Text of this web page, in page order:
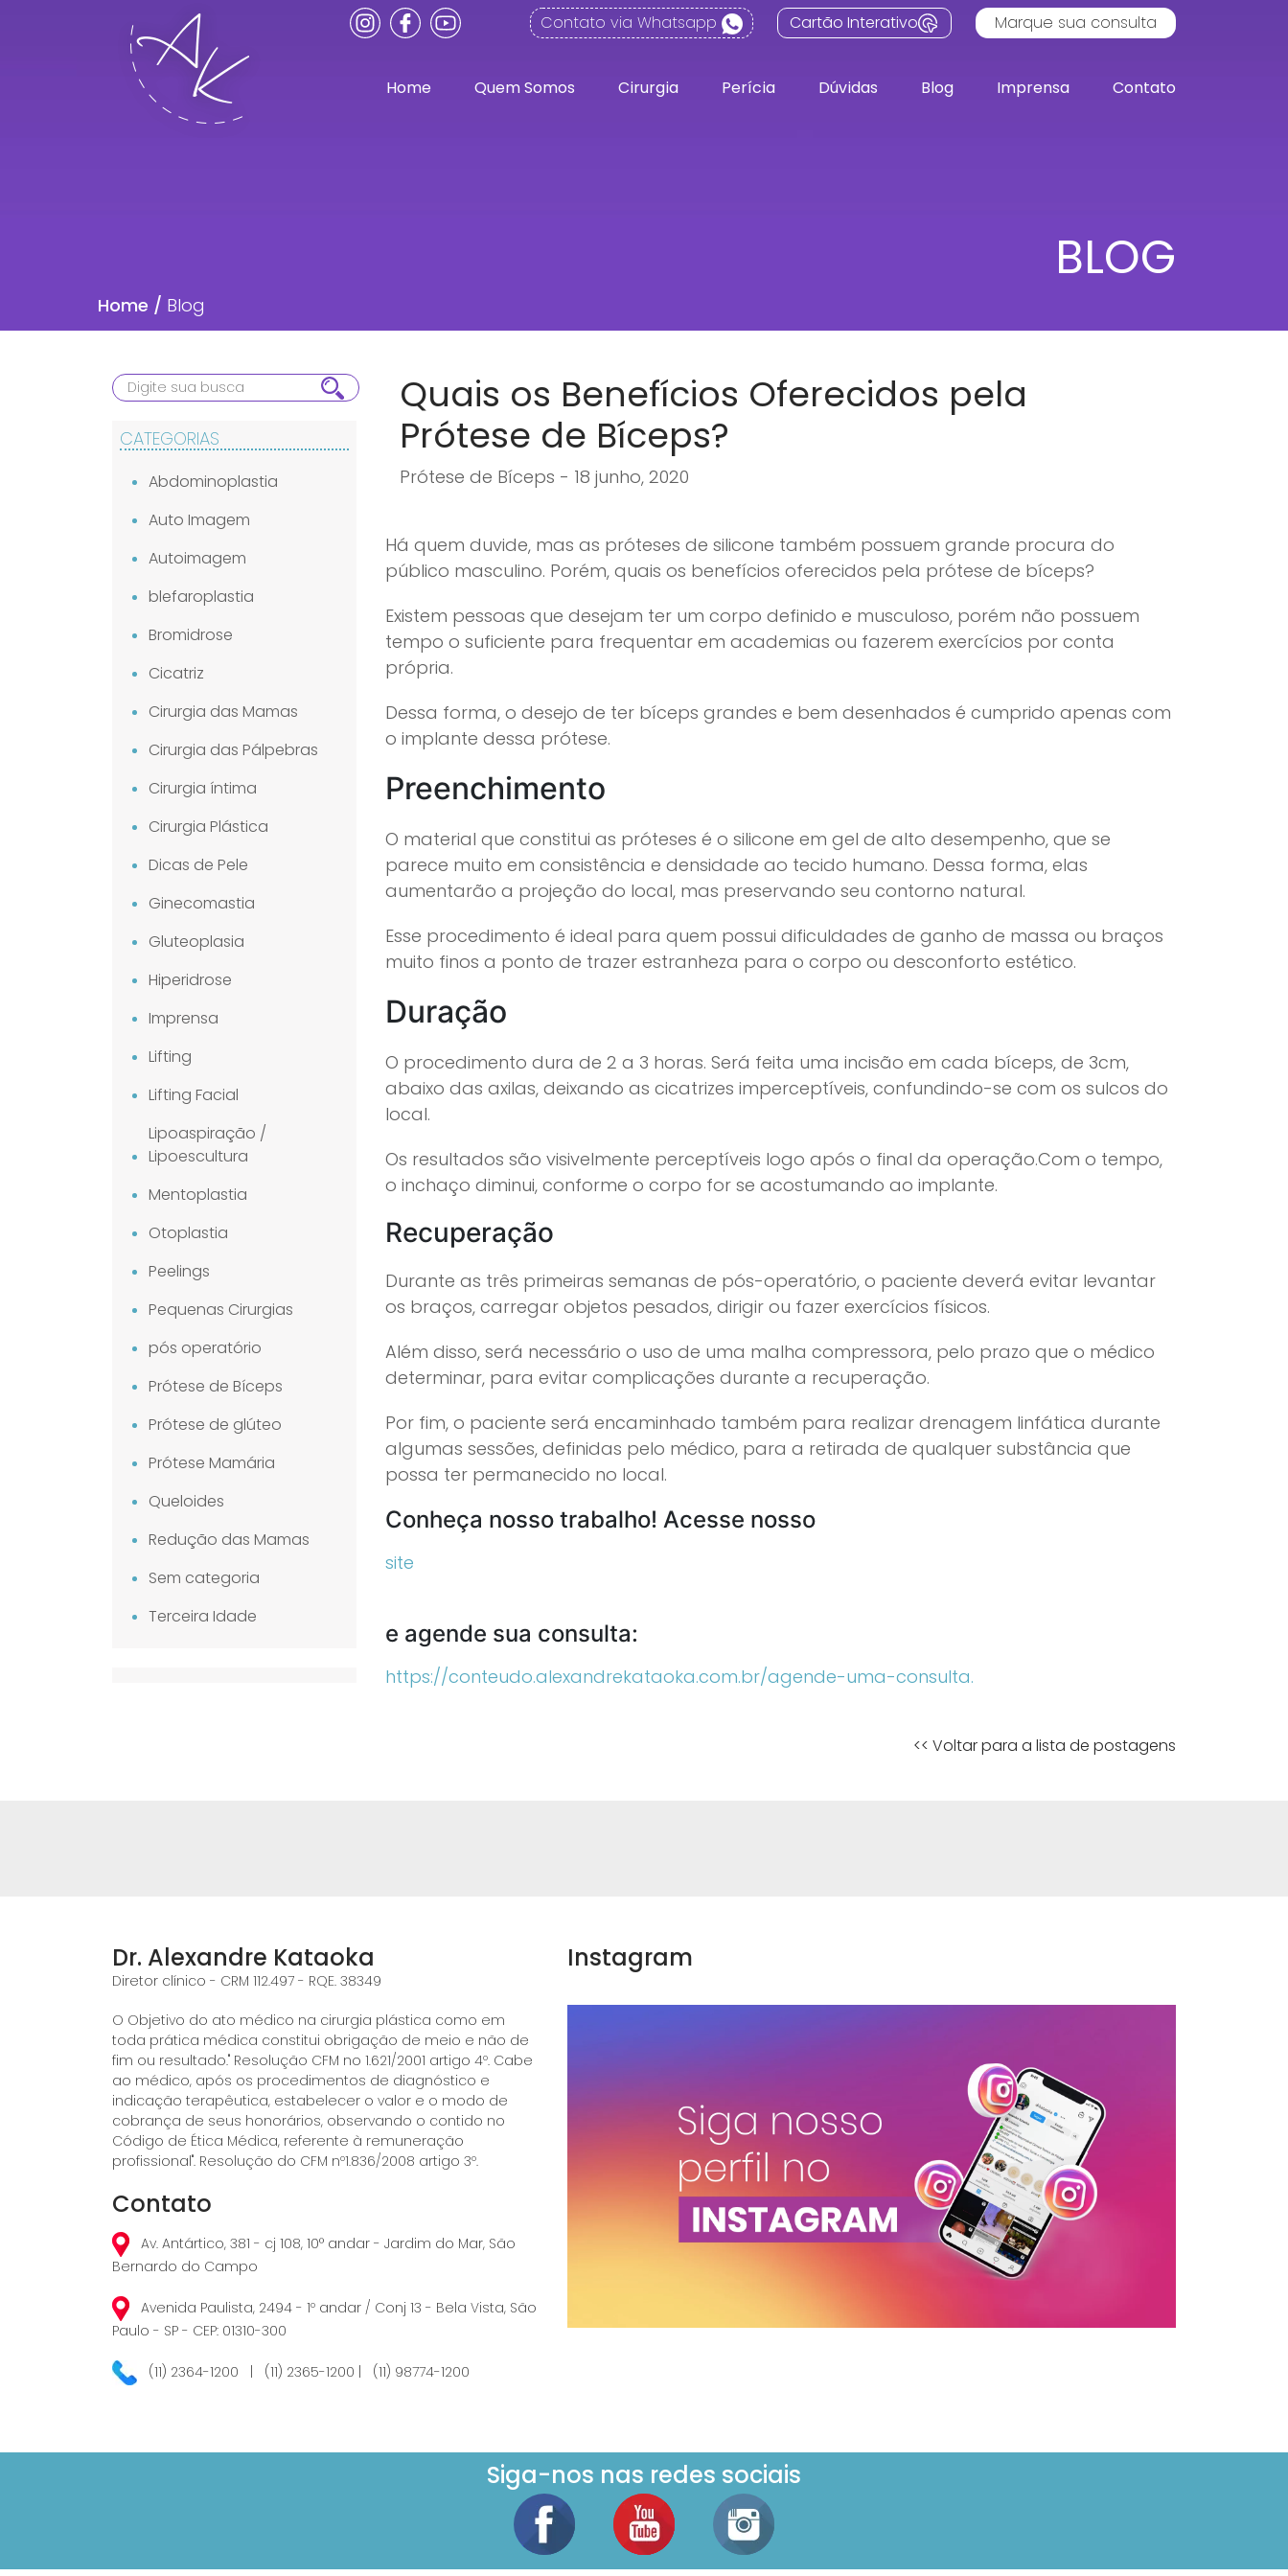
Contato via Whatsapp Cartão Interativo Marque sua consulta
Home Quem Somos Cirurgia Perícia Dúvidas Blog Imprensa Contato
BLOG
Home / Blog
CATEGORIAS
Abdominoplastia
Auto Imagem
Autoimagem
blefaroplastia
Bromidrose
Cicatriz
Cirurgia das Mamas
Cirurgia das Pálpebras
Cirurgia íntima
Cirurgia Plástica
Dicas de Pele
Ginecomastia
Gluteoplasia
Hiperidrose
Imprensa
Lifting
Lifting Facial
Lipoaspiração /
Lipoescultura
Mentoplastia
Otoplastia
Peelings
Pequenas Cirurgias
pós operatório
Prótese de Bíceps
Prótese de glúteo
Prótese Mamária
Queloides
Redução das Mamas
Sem categoria
Terceira Idade
Quais os Benefícios Oferecidos pela
Prótese de Bíceps?
Prótese de Bíceps - 18 junho, 2020
Há quem duvide, mas as próteses de silicone também possuem grande procura do
público masculino. Porém, quais os benefícios oferecidos pela prótese de bíceps?
Existem pessoas que desejam ter um corpo definido e musculoso, porém não possuem
tempo o suficiente para frequentar em academias ou fazerem exercícios por conta
própria.
Dessa forma, o desejo de ter bíceps grandes e bem desenhados é cumprido apenas com
o implante dessa prótese.
Preenchimento
O material que constitui as próteses é o silicone em gel de alto desempenho, que se
parece muito em consistência e densidade ao tecido humano. Dessa forma, elas
aumentarão a projeção do local, mas preservando seu contorno natural.
Esse procedimento é ideal para quem possui dificuldades de ganho de massa ou braços
muito finos a ponto de trazer estranheza para o corpo ou desconforto estético.
Duração
O procedimento dura de 2 a 3 horas. Será feita uma incisão em cada bíceps, de 3cm,
abaixo das axilas, deixando as cicatrizes imperceptíveis, confundindo-se com os sulcos do
local.
Os resultados são visivelmente perceptíveis logo após o final da operação.Com o tempo,
o inchaço diminui, conforme o corpo for se acostumando ao implante.
Recuperação
Durante as três primeiras semanas de pós-operatório, o paciente deverá evitar levantar
os braços, carregar objetos pesados, dirigir ou fazer exercícios físicos.
Além disso, será necessário o uso de uma malha compressora, pelo prazo que o médico
determinar, para evitar complicações durante a recuperação.
Por fim, o paciente será encaminhado também para realizar drenagem linfática durante
algumas sessões, definidas pelo médico, para a retirada de qualquer substância que
possa ter permanecido no local.
Conheça nosso trabalho! Acesse nosso
site
e agende sua consulta:
https://conteudo.alexandrekataoka.com.br/agende-uma-consulta.
<< Voltar para a lista de postagens
Dr. Alexandre Kataoka
Diretor clínico - CRM 112.497 - RQE. 38349
O Objetivo do ato médico na cirurgia plástica como em
toda prática médica constitui obrigação de meio e não de
fim ou resultado." Resolução CFM no 1.621/2001 artigo 4º. Cabe
ao médico, após os procedimentos de diagnóstico e
indicação terapêutica, estabelecer o valor e o modo de
cobrança de seus honorários, observando o contido no
Código de Ética Médica, referente à remuneração
profissional". Resolução do CFM nº1.836/2008 artigo 3º.
Contato
Av. Antártico, 381 - cj 108, 10° andar - Jardim do Mar, São
Bernardo do Campo
Avenida Paulista, 2494 - 1º andar / Conj 13 - Bela Vista, São
Paulo - SP - CEP: 01310-300
(11) 2364-1200 | (11) 2365-1200 | (11) 98774-1200
Instagram
Siga-nos nas redes sociais